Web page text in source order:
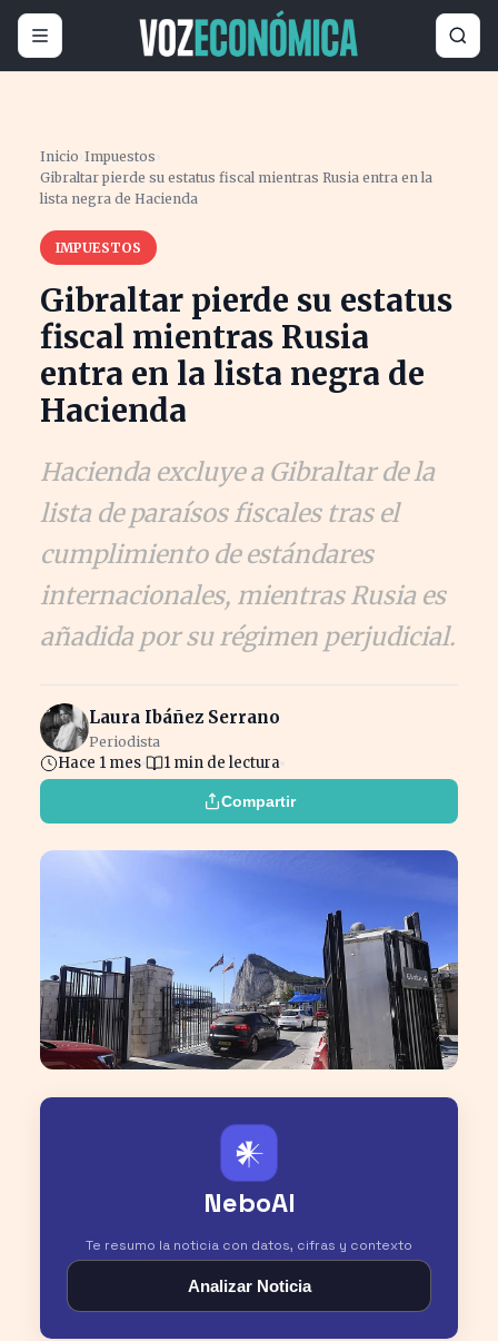
Inicio ›Impuestos ›
Gibraltar pierde su estatus fiscal mientras Rusia entra en la
lista negra de Hacienda
IMPUESTOS
Gibraltar pierde su estatus
fiscal mientras Rusia
entra en la lista negra de
Hacienda
Hacienda excluye a Gibraltar de la
lista de paraísos fiscales tras el
cumplimiento de estándares
internacionales, mientras Rusia es
añadida por su régimen perjudicial.
Laura Ibáñez Serrano
Periodista
Hace 1 mes 1 min de lectura
Compartir
𒀭
NeboAI
Te resumo la noticia con datos, cifras y contexto
Analizar Noticia